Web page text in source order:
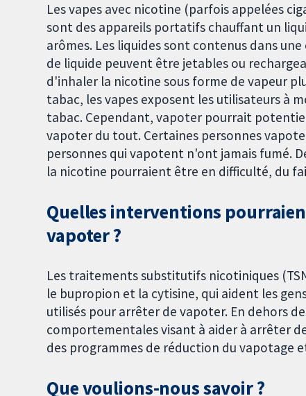
Les vapes avec nicotine (parfois appelées
sont des appareils portatifs chauffant un
arômes. Les liquides sont contenus dans
de liquide peuvent être jetables ou
d'inhaler la nicotine sous forme de vapeur
tabac, les vapes exposent les utilisateurs à
tabac. Cependant, vapoter pourrait
vapoter du tout. Certaines personnes
personnes qui vapotent n'ont jamais fumé.
la nicotine pourraient être en difficulté, du
Quelles interventions
vapoter ?
Les traitements substitutifs nicotiniques
le bupropion et la cytisine, qui aident les
utilisés pour arrêter de vapoter. En dehors
comportementales visant à aider à arrêter
des programmes de réduction du vapotage
Que voulions‐nous savoir ?